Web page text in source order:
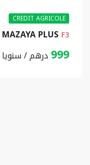
CREDIT AGRICOLE
MAZAYA PLUS F3
999 درهم / سنويا